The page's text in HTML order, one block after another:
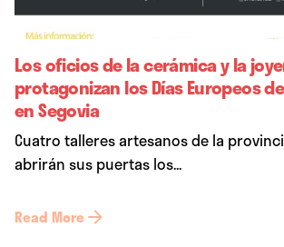
Los oficios de la cerámica y la
protagonizan los Días Europeos
en Segovia
Cuatro talleres artesanos de la
abrirán sus puertas los...
Read More